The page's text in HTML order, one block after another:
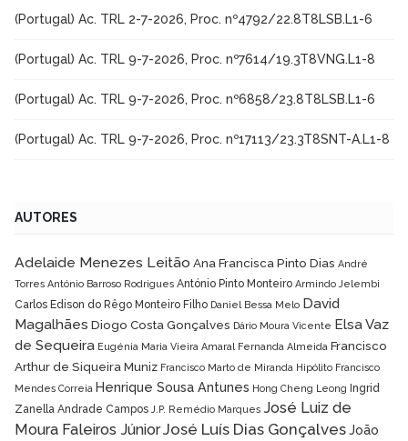
(Portugal) Ac. TRL 2-7-2026, Proc. nº4792/22.8T8LSB.L1-6
(Portugal) Ac. TRL 9-7-2026, Proc. nº7614/19.3T8VNG.L1-8
(Portugal) Ac. TRL 9-7-2026, Proc. nº6858/23.8T8LSB.L1-6
(Portugal) Ac. TRL 9-7-2026, Proc. nº17113/23.3T8SNT-A.L1-8
AUTORES
Adelaide Menezes Leitão Ana Francisca Pinto Dias André
Torres António Barroso Rodrigues António Pinto Monteiro Armindo Jelembi
Carlos Edison do Rêgo Monteiro Filho Daniel Bessa Melo David
Magalhães Diogo Costa Gonçalves Dário Moura Vicente Elsa Vaz
de Sequeira Eugénia Maria Vieira Amaral Fernanda Almeida Francisco
Arthur de Siqueira Muniz Francisco Marto de Miranda Hipólito Francisco
Mendes Correia Henrique Sousa Antunes Hong Cheng Leong Ingrid
Zanella Andrade Campos J.P. Remédio Marques José Luiz de
Moura Faleiros JúniorJosé Luís Dias GonçalvesJoão